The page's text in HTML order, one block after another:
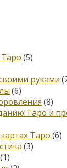
Таро (5)
руками
(6)
(8)
Таро и
Таро (6)
(3)
(1)